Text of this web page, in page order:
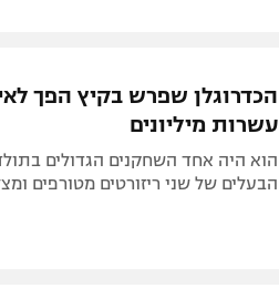
הכדרוגלן שפרש בקיץ הפך
עשרות מיליונים
הוא היה אחד השחקנים הגדולים
הבעלים של שני ריזורטים מטורפים